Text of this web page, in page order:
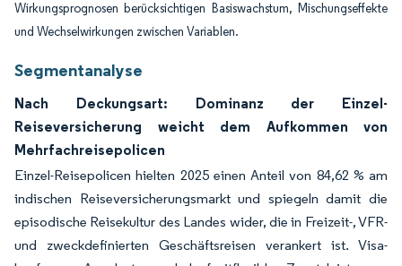
Wirkungsprognosen berücksichtigen Basiswachstum, Mischungseffekte
und Wechselwirkungen zwischen Variablen.
Segmentanalyse
Nach Deckungsart: Dominanz der Einzel-
Reiseversicherung weicht dem Aufkommen von
Mehrfachreisepolicen
Einzel-Reisepolicen hielten 2025 einen Anteil von 84,62 % am
indischen Reiseversicherungsmarkt und spiegeln damit die
episodische Reisekultur des Landes wider, die in Freizeit-, VFR-
und zweckdefinierten Geschäftsreisen verankert ist. Visa-